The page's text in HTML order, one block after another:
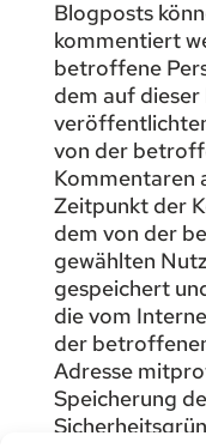
Blogposts
kommentiert
betroffene
dem auf
von der
Kommentaren
Zeitpunkt der
dem von der
gewählten
gespeichert
die vom
der
Adresse
Speicherung